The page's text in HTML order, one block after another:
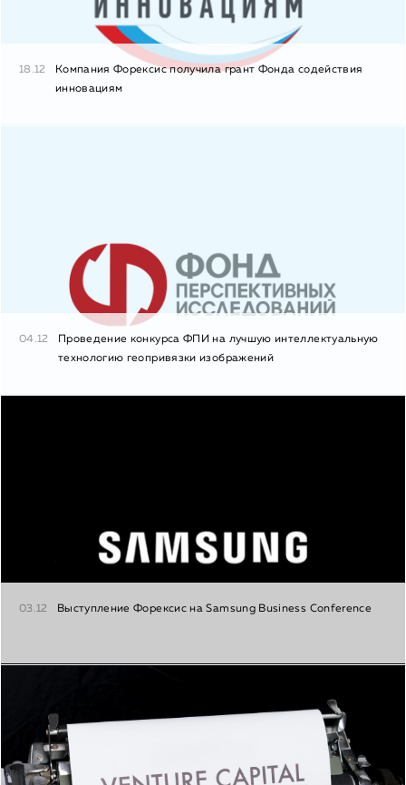
18.12
Компания Форексис получила грант Фонда содействия
инновациям
04.12
Проведение конкурса ФПИ на лучшую интеллектуальную
технологию геопривязки изображений
03.12 Выступление Форексис на Samsung Business Conference